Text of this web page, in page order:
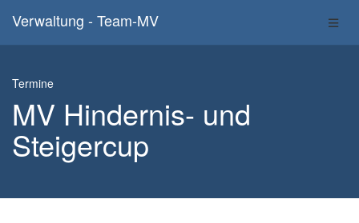
Verwaltung - Team-MV
Termine
MV Hindernis- und
Steigercup